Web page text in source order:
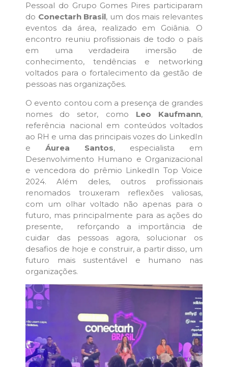
Pessoal do Grupo Gomes Pires participaram
do Conectarh Brasil, um dos mais relevantes
eventos da área, realizado em Goiânia. O
encontro reuniu profissionais de todo o país
em uma verdadeira imersão de
conhecimento, tendências e networking
voltados para o fortalecimento da gestão de
pessoas nas organizações.
O evento contou com a presença de grandes
nomes do setor, como Leo Kaufmann,
referência nacional em conteúdos voltados
ao RH e uma das principais vozes do LinkedIn
e Áurea Santos, especialista em
Desenvolvimento Humano e Organizacional
e vencedora do prêmio LinkedIn Top Voice
2024. Além deles, outros profissionais
renomados trouxeram reflexões valiosas,
com um olhar voltado não apenas para o
futuro, mas principalmente para as ações do
presente, reforçando a importância de
cuidar das pessoas agora, solucionar os
desafios de hoje e construir, a partir disso, um
futuro mais sustentável e humano nas
organizações.